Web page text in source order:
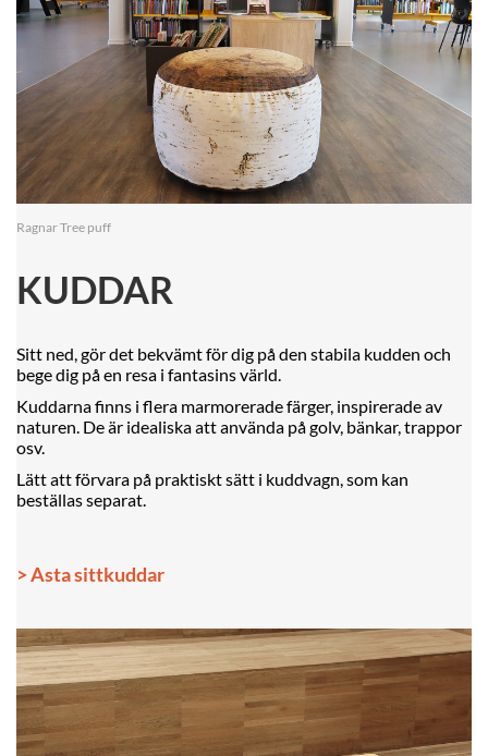
Ragnar Tree puff
KUDDAR
Sitt ned, gör det bekvämt för dig på den stabila kudden och
bege dig på en resa i fantasins värld.
Kuddarna finns i flera marmorerade färger, inspirerade av
naturen. De är idealiska att använda på golv, bänkar, trappor
osv.
Lätt att förvara på praktiskt sätt i kuddvagn, som kan
beställas separat.
> Asta sittkuddar